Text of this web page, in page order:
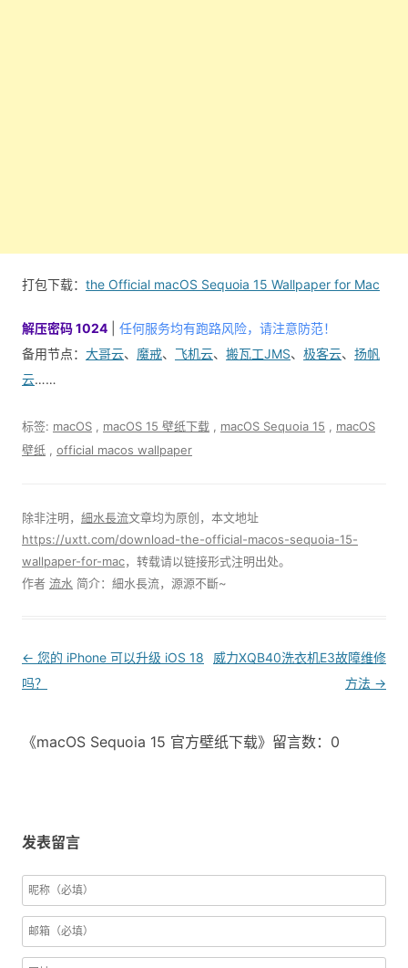
打包下载： the Official macOS Sequoia 15 Wallpaper for Mac
解压密码 1024
任何服务均有跑路风险，请注意防范！
备用节点： 大哥云、 魔戒、 飞机云、 搬瓦工JMS、 极客云、 扬帆
云……
标签: macOS macOS 15 壁纸下载 macOS Sequoia 15
macOS
壁纸
official macos wallpaper
除非注明， 細水長流文章均为原创，本文地址
https://uxtt.com/download-the-official-macos-sequoia-15-
wallpaper-for-mac，转载请以链接形式注明出处。
作者 流水 简介：細水長流，源源不斷~
Post
navigation
← 您的 iPhone 可以升级 iOS 18
吗？
威力XQB40洗衣机E3故障维修
方法 →
《macOS Sequoia 15 官方壁纸下载》留言数：0
发表留言